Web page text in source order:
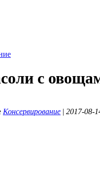
с
Консервирование | 2017-08-